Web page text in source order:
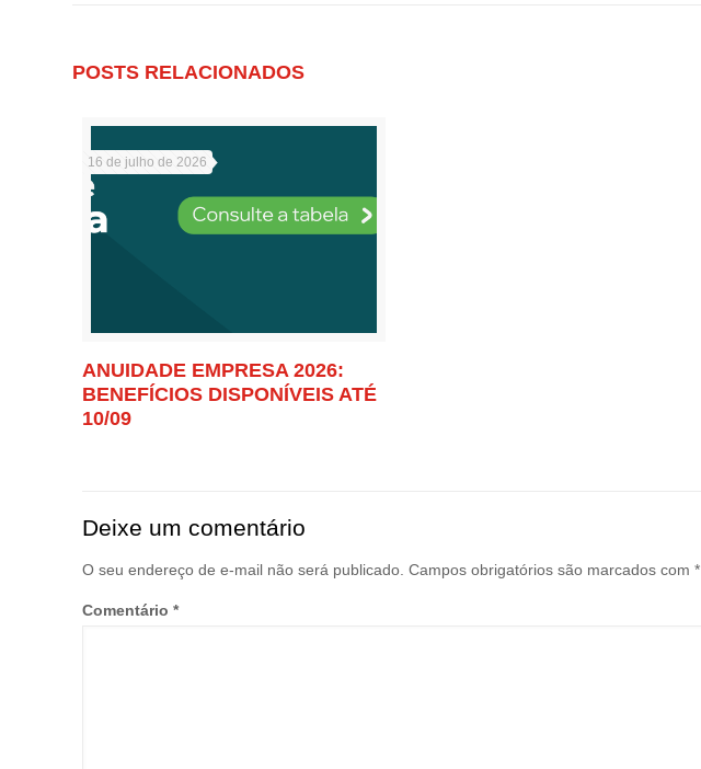
POSTS RELACIONADOS
16 de julho de 2026
ANUIDADE EMPRESA 2026:
BENEFÍCIOS DISPONÍVEIS ATÉ
10/09
Deixe um comentário
O seu endereço de e-mail não será publicado. Campos obrigatórios são marcados com *
Comentário *